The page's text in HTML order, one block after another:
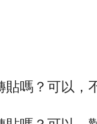
貼嗎？可以，